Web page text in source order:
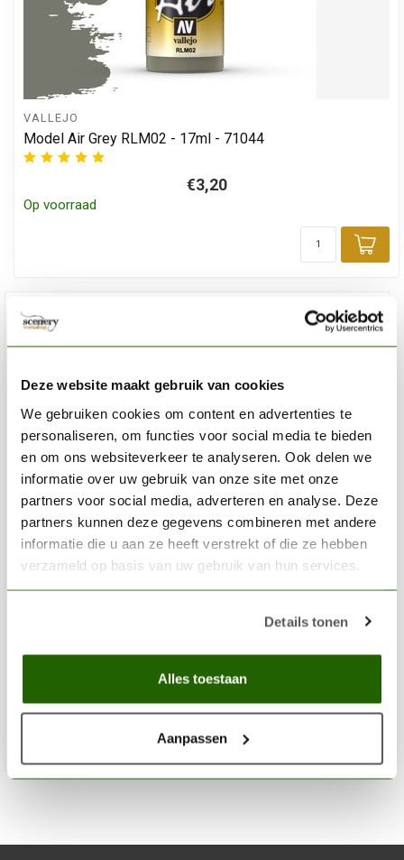
Deze website maakt gebruik van cookies
We gebruiken cookies om content en advertenties te
personaliseren, om functies voor social media te bieden
en om ons websiteverkeer te analyseren. Ook delen we
informatie over uw gebruik van onze site met onze
partners voor social media, adverteren en analyse. Deze
partners kunnen deze gegevens combineren met andere
informatie die u aan ze heeft verstrekt of die ze hebben
verzameld op basis van uw gebruik van hun services.
Details tonen
Alles toestaan
Aanpassen
VALLEJO
Model Air Grey RLM02 - 17ml - 71044
€3,20
Op voorraad
€3,20
Niet op voorraad